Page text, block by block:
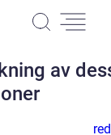
av